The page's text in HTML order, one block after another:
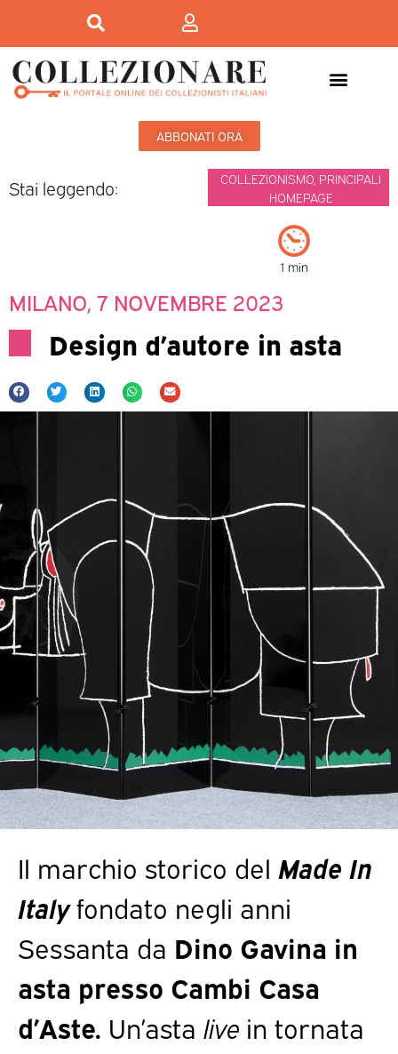
ABBONATI ORA
Stai leggendo: COLLEZIONISMO PRINCIPALI
HOMEPAGE
1 min
MILANO, 7 NOVEMBRE 2023
Design d’autore in asta
Il marchio storico del Made In
Italyfondato negli anni
Sessanta da Dino Gavina in
asta presso Cambi Casa
d’Aste. Un’asta live in tornata